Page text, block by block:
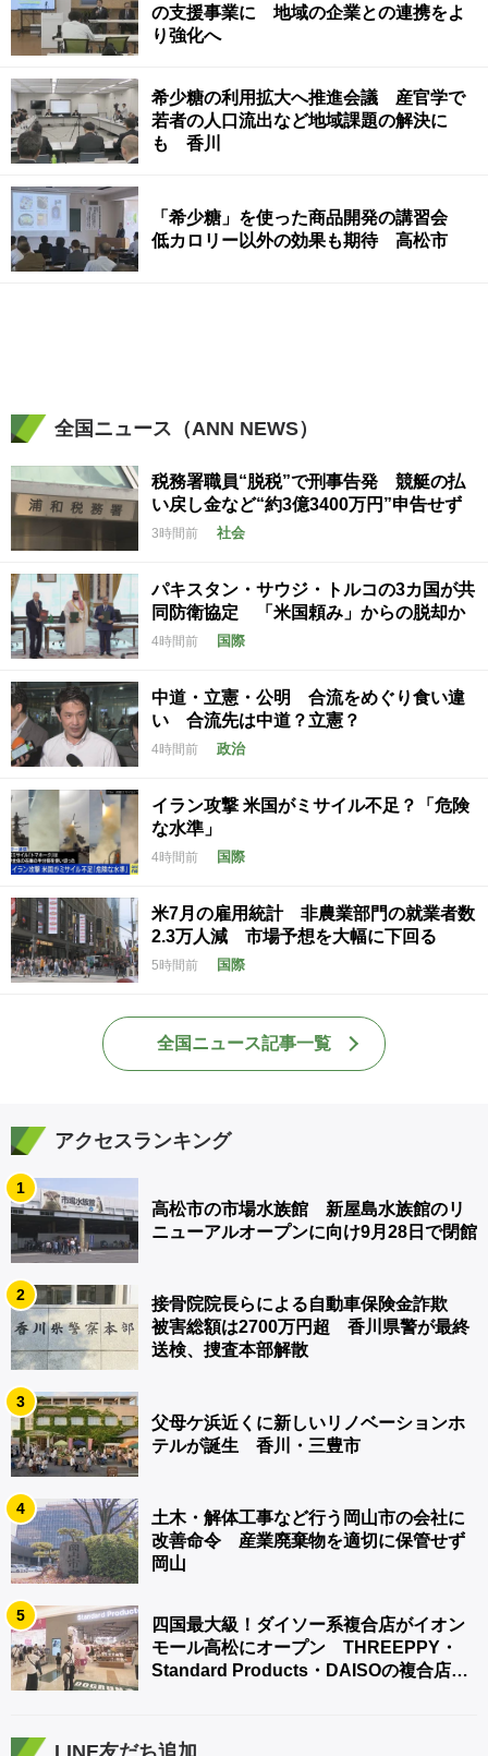
の支援事業に 地域の企業との連携をよ
り強化へ
希少糖の利用拡大へ推進会議 産官学で
若者の人口流出など地域課題の解決に
も 香川
「希少糖」を使った商品開発の講習会
低カロリー以外の効果も期待 高松市
全国ニュース（ANN NEWS）
税務署職員“脱税”で刑事告発 競艇の払
い戻し金など“約3億3400万円”申告せず
3時間前 社会
パキスタン・サウジ・トルコの3カ国が共
同防衛協定 「米国頼み」からの脱却か
4時間前 国際
中道・立憲・公明 合流をめぐり食い違
い 合流先は中道？立憲？
4時間前 政治
イラン攻撃 米国がミサイル不足？「危険
な水準」
4時間前 国際
米7月の雇用統計 非農業部門の就業者数
2.3万人減 市場予想を大幅に下回る
5時間前 国際
全国ニュース記事一覧
アクセスランキング
1
高松市の市場水族館 新屋島水族館のリ
ニューアルオープンに向け9月28日で閉館
2
接骨院院長らによる自動車保険金詐欺
被害総額は2700万円超 香川県警が最終
送検、捜査本部解散
3
父母ケ浜近くに新しいリノベーションホ
テルが誕生 香川・三豊市
4
土木・解体工事など行う岡山市の会社に
改善命令 産業廃棄物を適切に保管せず
岡山
5
四国最大級！ダイソー系複合店がイオン
モール高松にオープン THREEPPY・
Standard Products・DAISOの複合店は
LINE友だち追加